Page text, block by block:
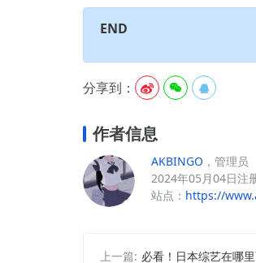
END
分享到：   
作者信息
AKBINGO ，管理员
2024年05月04日注
站点： https://
上一篇: 必看！日本综艺在哪